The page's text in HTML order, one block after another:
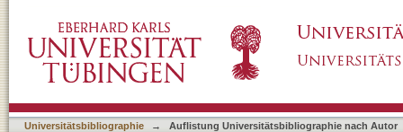
Universitätsbibliographie → Auflistung Universitätsbibliographie nach Autor